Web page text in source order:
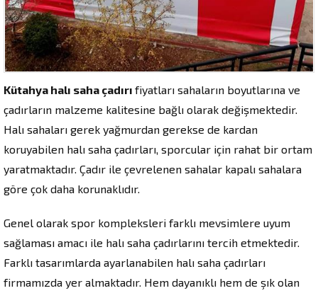
Kütahya halı saha çadırı fiyatları sahaların boyutlarına ve
çadırların malzeme kalitesine bağlı olarak değişmektedir.
Halı sahaları gerek yağmurdan gerekse de kardan
koruyabilen halı saha çadırları, sporcular için rahat bir ortam
yaratmaktadır. Çadır ile çevrelenen sahalar kapalı sahalara
göre çok daha korunaklıdır.
Genel olarak spor kompleksleri farklı mevsimlere uyum
sağlaması amacı ile halı saha çadırlarını tercih etmektedir.
Farklı tasarımlarda ayarlanabilen halı saha çadırları
firmamızda yer almaktadır. Hem dayanıklı hem de şık olan